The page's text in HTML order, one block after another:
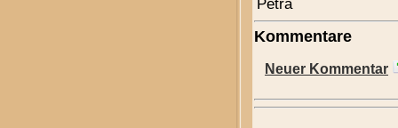
Petra
Kommentare
Neuer Kommentar